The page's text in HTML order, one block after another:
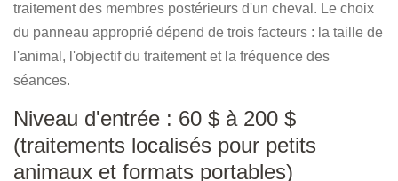
traitement des membres postérieurs d'un cheval. Le choix
du panneau approprié dépend de trois facteurs : la taille de
l'animal, l'objectif du traitement et la fréquence des
séances.
Niveau d'entrée : 60 $ à 200 $
(traitements localisés pour petits
animaux et formats portables)